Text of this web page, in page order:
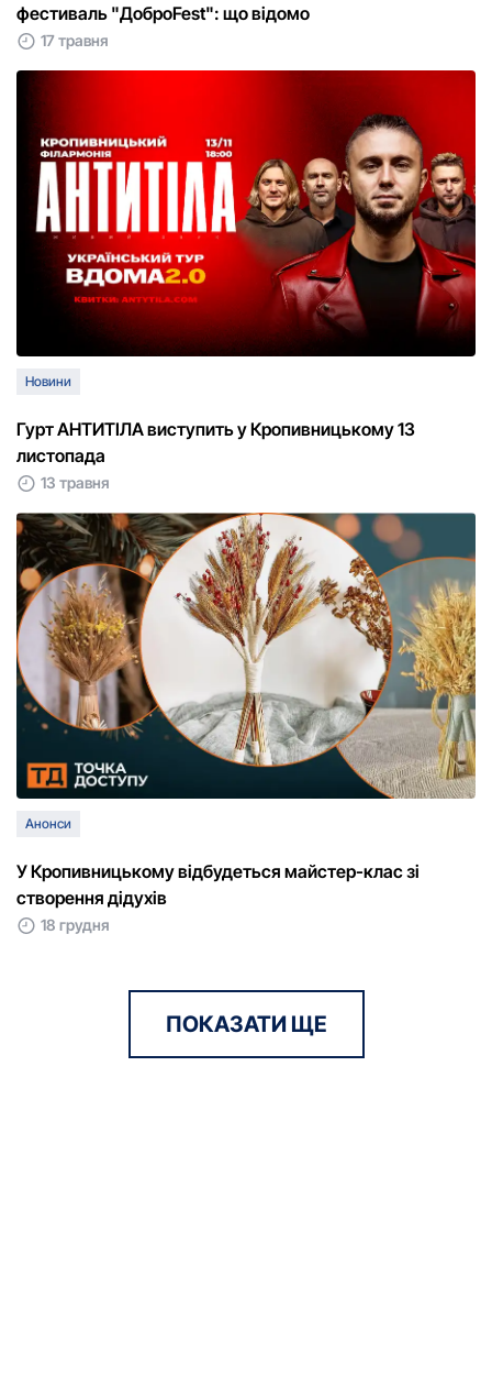
фестиваль "ДоброFest": що відомо
17 травня
Новини
Гурт АНТИТІЛА виступить у Кропивницькому 13
листопада
13 травня
Анонси
У Кропивницькому відбудеться майстер-клас зі
створення дідухів
18 грудня
ПОКАЗАТИ ЩЕ